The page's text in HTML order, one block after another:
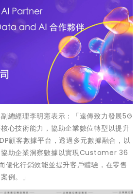
總經理李明憲表示：「遠傳致力發展5G
心技術能力，協助企業數位轉型以提升
顧客數據平台，透過多元數據融合，以
協助企業洞察數據以實現Customer 36
優化行銷效能並提升客戶體驗，在零售
例。」